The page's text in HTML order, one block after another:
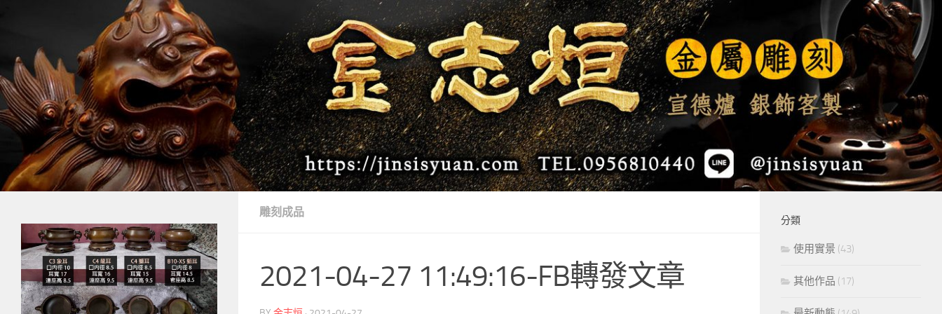
雕刻成品
2021-04-27 11:49:16-FB轉發文章
分類
使用實景 (43)
其他作品 (17)